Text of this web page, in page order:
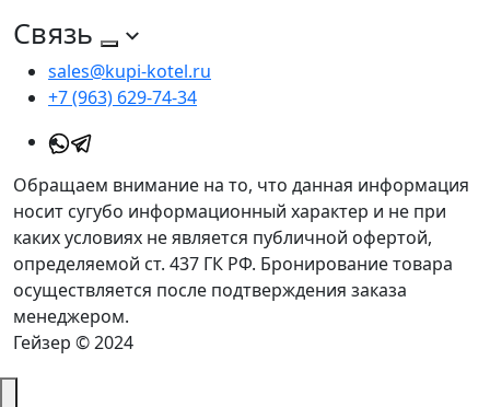
Связь
sales@kupi-kotel.ru
+7 (963) 629-74-34
Обращаем внимание на то, что данная информация
носит сугубо информационный характер и не при
каких условиях не является публичной офертой,
определяемой ст. 437 ГК РФ. Бронирование товара
осуществляется после подтверждения заказа
менеджером.
Гейзер © 2024